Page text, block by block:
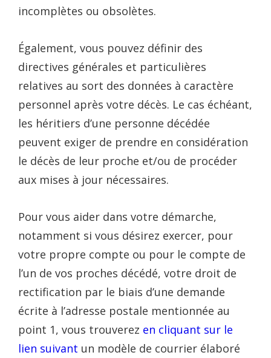
incomplètes ou obsolètes.
Également, vous pouvez définir des
directives générales et particulières
relatives au sort des données à caractère
personnel après votre décès. Le cas échéant,
les héritiers d’une personne décédée
peuvent exiger de prendre en considération
le décès de leur proche et/ou de procéder
aux mises à jour nécessaires.
Pour vous aider dans votre démarche,
notamment si vous désirez exercer, pour
votre propre compte ou pour le compte de
l’un de vos proches décédé, votre droit de
rectification par le biais d’une demande
écrite à l’adresse postale mentionnée au
point 1, vous trouverez en cliquant sur le
lien suivant un modèle de courrier élaboré